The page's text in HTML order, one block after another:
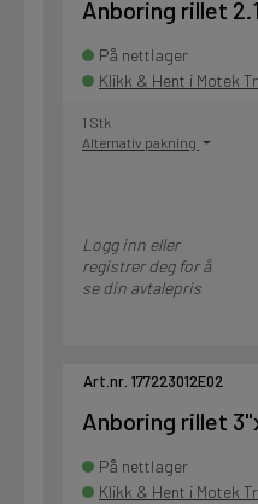
Anboring rillet
På nettlager
Klikk & Hent i Motek
1 Stk
Alternativ pakning
Logg inn eller
registrer deg for å
se din avtalepris
Art.nr. 177223012E02
Anboring rillet
På nettlager
Klikk & Hent i Motek